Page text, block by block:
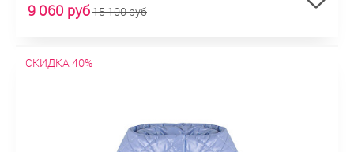
9 060 руб15 100 руб
СКИДКА 40%